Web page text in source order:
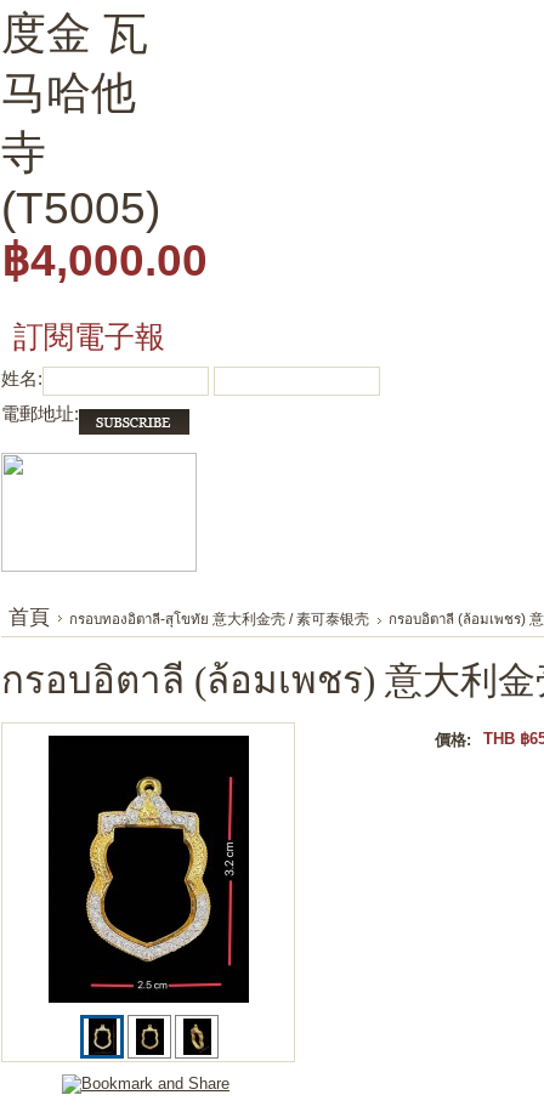
度金 瓦
马哈他
寺
(T5005)
฿4,000.00
訂閱電子報
姓名:
電郵地址:
首頁 กรอบทองอิตาลี-สุโขทัย 意大利金壳 / 素可泰银壳 กรอบอิตาลี (ล้อมเพชร)
กรอบอิตาลี (ล้อมเพชร) 意大利金
價格: THB ฿